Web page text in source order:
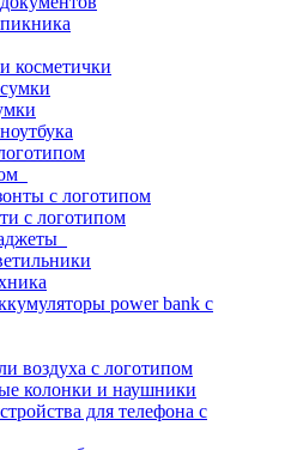
косметички
с логотипом
с логотипом
power bank с
воздуха с логотипом
колонки и наушники
для телефона с